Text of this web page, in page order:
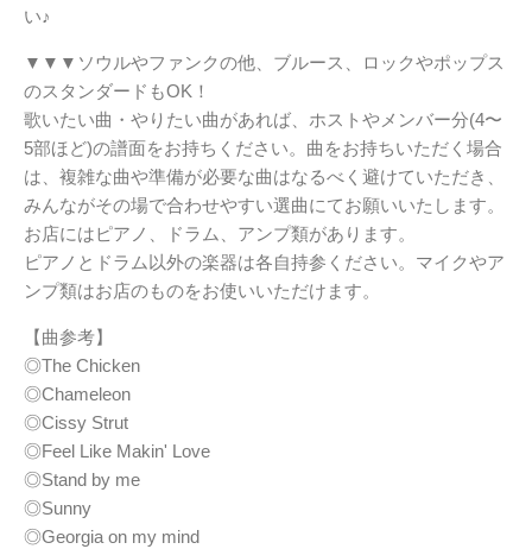
い♪
▼▼▼ソウルやファンクの他、ブルース、ロックやポップス
のスタンダードもOK！
歌いたい曲・やりたい曲があれば、ホストやメンバー分(4〜
5部ほど)の譜面をお持ちください。曲をお持ちいただく場合
は、複雑な曲や準備が必要な曲はなるべく避けていただき、
みんながその場で合わせやすい選曲にてお願いいたします。
お店にはピアノ、ドラム、アンプ類があります。
ピアノとドラム以外の楽器は各自持参ください。マイクやア
ンプ類はお店のものをお使いいただけます。
【曲参考】
◎The Chicken
◎Chameleon
◎Cissy Strut
◎Feel Like Makin' Love
◎Stand by me
◎Sunny
◎Georgia on my mind